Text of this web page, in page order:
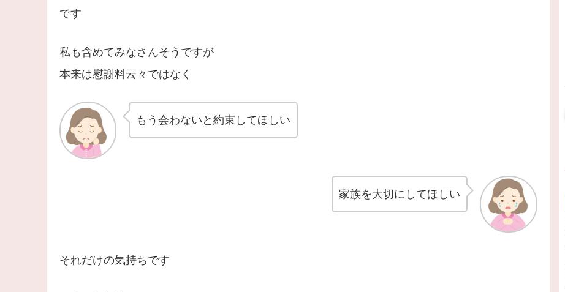
です
私も含めてみなさんそうですが
本来は慰謝料云々ではなく
もう会わないと約束してほしい
家族を大切にしてほしい
それだけの気持ちです